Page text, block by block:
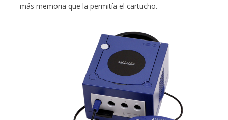
más memoria que la permitía el cartucho.